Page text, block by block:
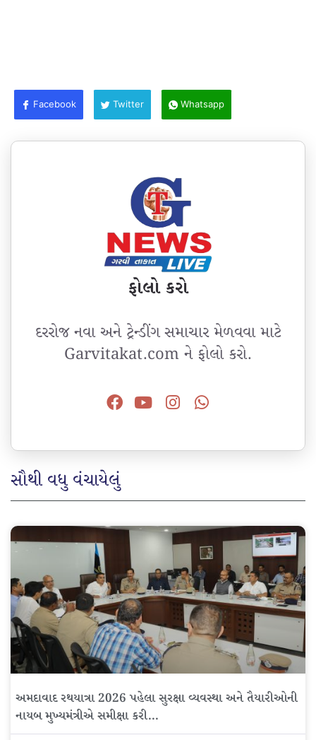
Facebook Twitter Whatsapp
ફોલો કરો
દરરોજ નવા અને ટ્રેન્ડીંગ સમાચાર મેળવવા માટે
Garvitakat.com ને ફોલો કરો.
સૌથી વધુ વંચાયેલું
અમદાવાદ રથયાત્રા 2026 પહેલા સુરક્ષા વ્યવસ્થા અને તૈયારીઓની
નાયબ મુખ્યમંત્રીએ સમીક્ષા કરી…